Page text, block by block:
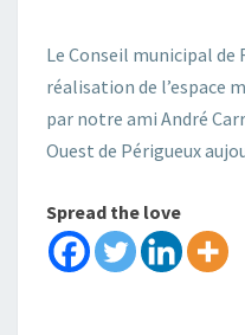
Le Conseil municipal de
réalisation de l’espace
par notre ami André
Ouest de Périgueux
Spread the love